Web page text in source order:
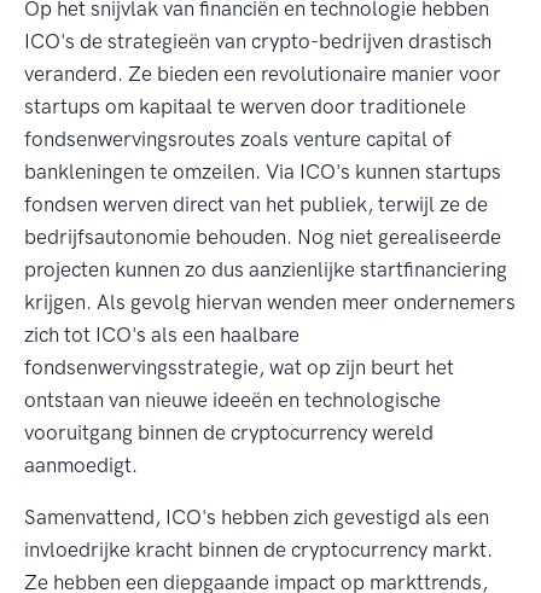
Op het snijvlak van financiën en technologie hebben
ICO's de strategieën van crypto-bedrijven drastisch
veranderd. Ze bieden een revolutionaire manier voor
startups om kapitaal te werven door traditionele
fondsenwervingsroutes zoals venture capital of
bankleningen te omzeilen. Via ICO's kunnen startups
fondsen werven direct van het publiek, terwijl ze de
bedrijfsautonomie behouden. Nog niet gerealiseerde
projecten kunnen zo dus aanzienlijke startfinanciering
krijgen. Als gevolg hiervan wenden meer ondernemers
zich tot ICO's als een haalbare
fondsenwervingsstrategie, wat op zijn beurt het
ontstaan van nieuwe ideeën en technologische
vooruitgang binnen de cryptocurrency wereld
aanmoedigt.
Samenvattend, ICO's hebben zich gevestigd als een
invloedrijke kracht binnen de cryptocurrency markt.
Ze hebben een diepgaande impact op markttrends,